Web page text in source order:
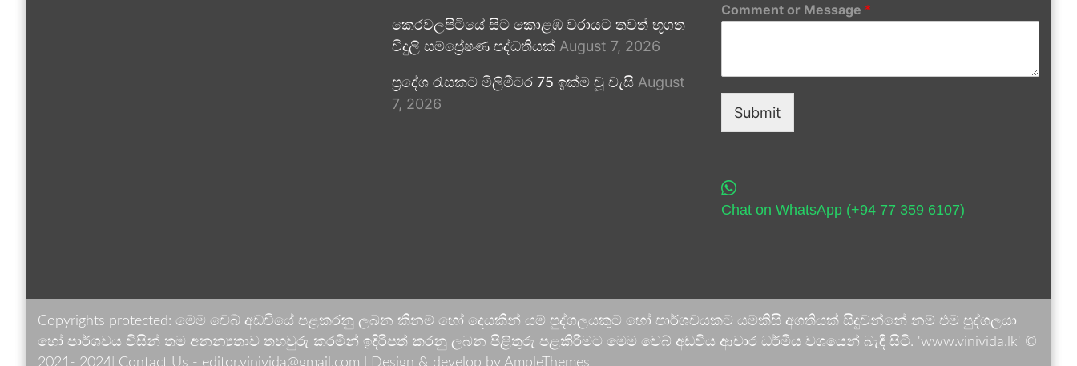
කෙරවලපිටියේ සිට කොළඹ වරායට තවත් භූගත
විදුලි සම්ප්‍රේෂණ පද්ධතියක් August 7, 2026
ප්‍රදේශ රැසකට මිලිමීටර 75 ඉක්ම වූ වැසි August
7, 2026
Comment or Message *
Submit
Chat on WhatsApp (+94 77 359 6107)
Copyrights protected: මෙම වෙබ් අඩවියේ පළකරනු ලබන කිනම් හෝ දෙයකින් යම් පුද්ගලයකුට හෝ පාර්ශවයකට යම්කිසි අගතියක් සිදුවන්නේ නම් එම පුද්ගලයා
හෝ පාර්ශවය විසින් තම අනන්‍යතාව තහවුරු කරමින් ඉදිරිපත් කරනු ලබන පිළිතුරු පළකිරීමට මෙම වෙබ් අඩවිය ආචාර ධර්මීය වශයෙන් බැඳී සිටී. 'www.vinivida.lk' ©
2021- 2024| Contact Us - editor.vinivida@gmail.com |
Design & develop by AmpleThemes